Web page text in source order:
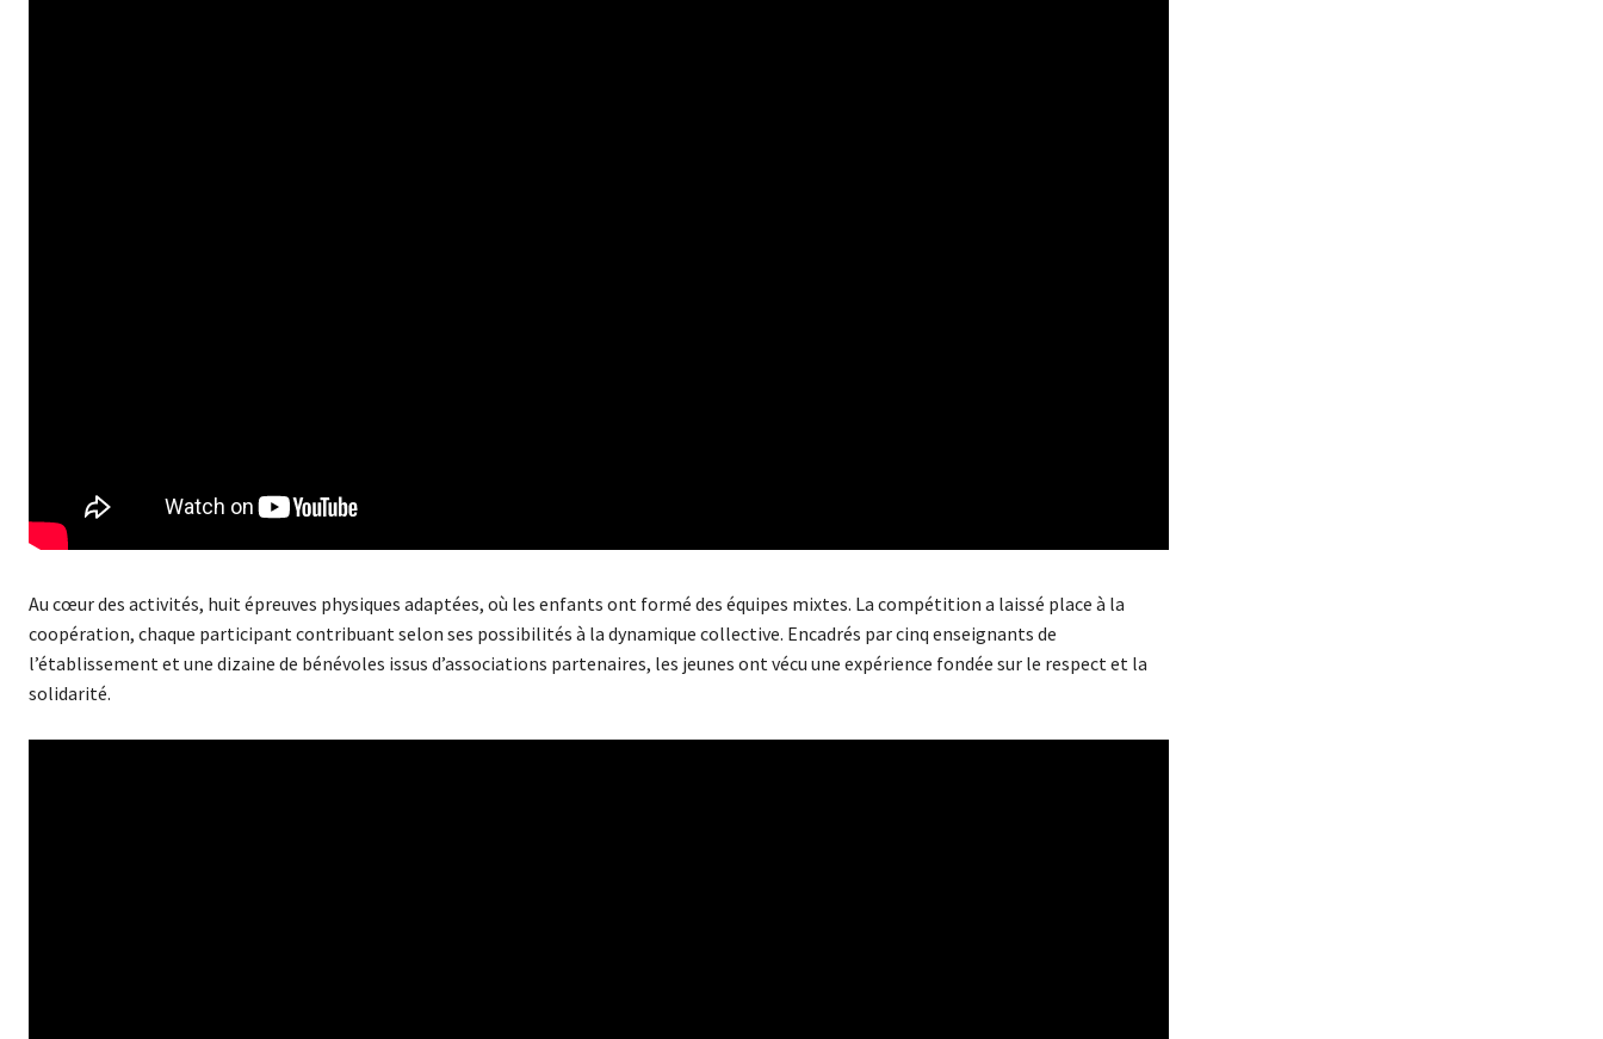
Au cœur des activités, huit épreuves physiques adaptées, où les enfants ont formé des équipes mixtes. La compétition a laissé place à la
coopération, chaque participant contribuant selon ses possibilités à la dynamique collective. Encadrés par cinq enseignants de
l’établissement et une dizaine de bénévoles issus d’associations partenaires, les jeunes ont vécu une expérience fondée sur le respect et la
solidarité.